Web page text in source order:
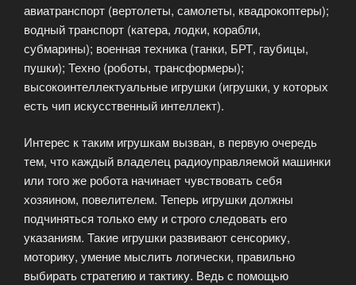
авиатранспорт (вертолеты, самолеты, квадрокоптеры);
водный транспорт (катера, лодки, корабли,
субмарины); военная техника (танки, БРТ, гаубицы,
пушки); Техно (роботы, трансформеры);
высокоинтеллектуальные игрушки (игрушки, у которых
есть чип искусственный интеллект).
Интерес к таким игрушкам вызван, в первую очередь
тем, что каждый владелец радиоуправляемой машинки
или того же робота начинает чувствовать себя
хозяином, повелителем. Теперь игрушки должны
подчиняться только ему и строго следовать его
указаниям. Такие игрушки развивают сенсорику,
моторику, умение мыслить логически, правильно
выбирать стратегию и тактику. Ведь с помощью